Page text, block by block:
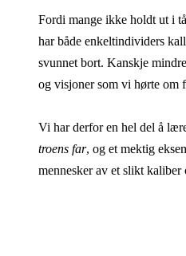
Fordi mange ikke holdt ut i
har både enkeltindividers
svunnet bort. Kanskje
og visjoner som vi hørte om
Vi har derfor en hel del å
troens far, og et mektig
mennesker av et slikt kaliber